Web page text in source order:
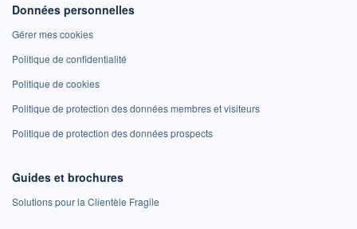
Données personnelles
Gérer mes cookies
Politique de confidentialité
Politique de cookies
Politique de protection des données membres et visiteurs
Politique de protection des données prospects
Guides et brochures
Solutions pour la Clientèle Fragile